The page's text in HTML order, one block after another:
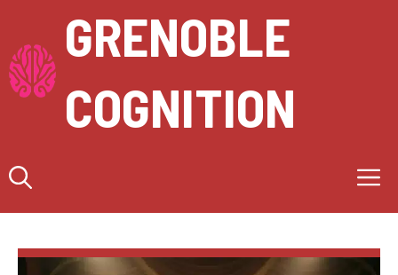
contenu
GRENOBLE
COGNITION